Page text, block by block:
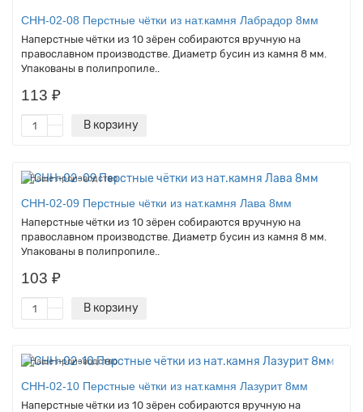
CHH-02-08 Перстные чётки из нат.камня Лабрадор 8мм
Наперстные чётки из 10 зёрен собираются вручную на
православном производстве. Диаметр бусин из камня 8 мм.
Упакованы в полипропиле..
113 ₽
В корзину
Наше производство
CHH-02-09 Перстные чётки из нат.камня Лава 8мм
Наперстные чётки из 10 зёрен собираются вручную на
православном производстве. Диаметр бусин из камня 8 мм.
Упакованы в полипропиле..
103 ₽
В корзину
Наше производство
CHH-02-10 Перстные чётки из нат.камня Лазурит 8мм
Наперстные чётки из 10 зёрен собираются вручную на